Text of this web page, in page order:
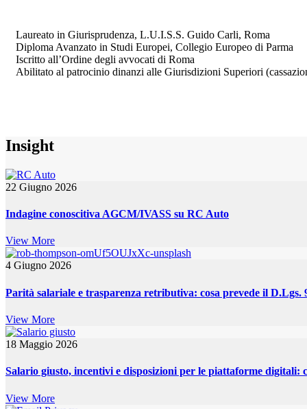
Laureato in Giurisprudenza, L.U.I.S.S. Guido Carli, Roma
Diploma Avanzato in Studi Europei, Collegio Europeo di Parma
Iscritto all’Ordine degli avvocati di Roma
Abilitato al patrocinio dinanzi alle Giurisdizioni Superiori
Insight
22 Giugno 2026
Indagine conoscitiva AGCM/IVASS su RC Auto
View More
4 Giugno 2026
Parità salariale e trasparenza retributiva: cosa prevede il D.Lgs.
View More
18 Maggio 2026
Salario giusto, incentivi e disposizioni per le piattaforme digitali:
View More